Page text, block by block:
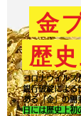
金
歴
コロナウイルス
銀行破綻による
ある「金」の需
日には歴史上初